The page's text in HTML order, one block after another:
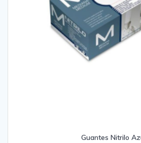
Guantes Nitrilo